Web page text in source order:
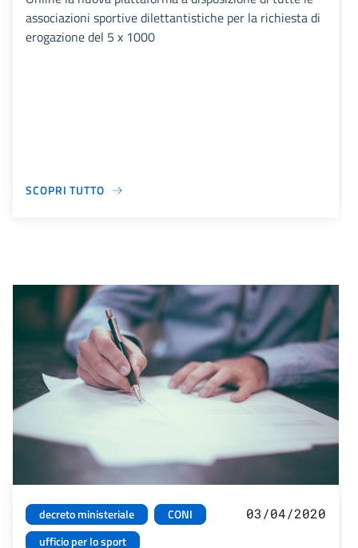
associazioni sportive dilettantistiche per la richiesta di
erogazione del 5 x 1000
SCOPRI TUTTO
decreto ministeriale
CONI
ufficio per lo sport
03/04/2020